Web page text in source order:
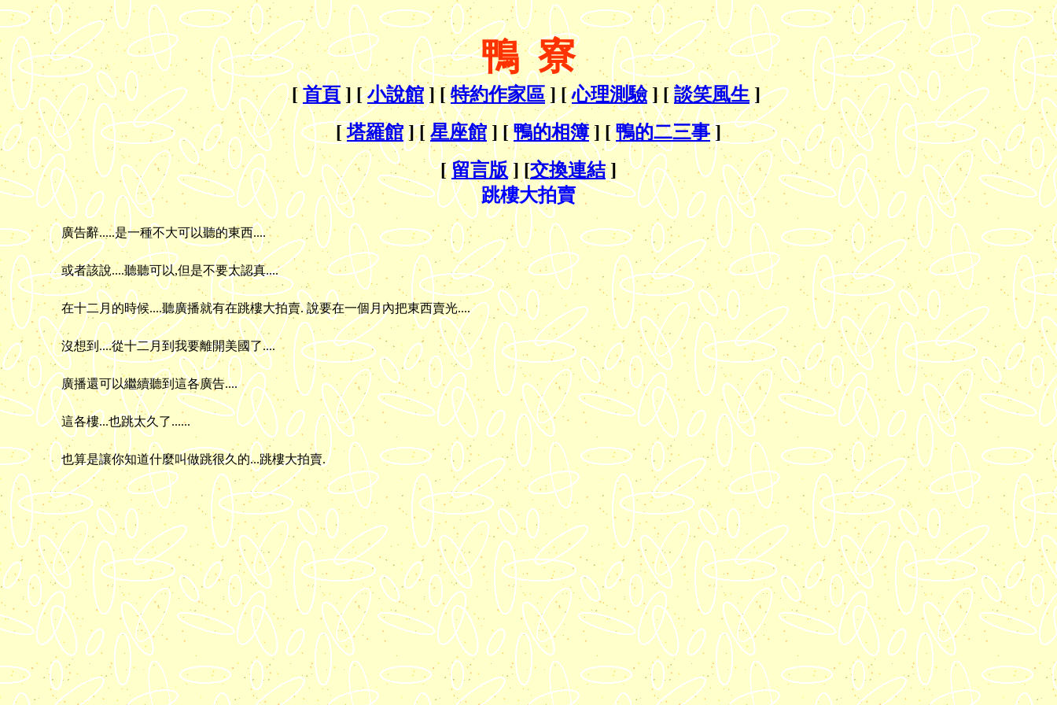
鴨 寮
[首頁] [小說館 ] [特約作家區] [心理測驗] [談笑風生 ]
[塔羅館] [ 星座館 ] [鴨的相簿] [鴨的二三事]
[留言版] [交換連結]
跳樓大拍賣
廣告辭.....是一種不大可以聽的東西....
或者該說....聽聽可以,但是不要太認真....
在十二月的時候....聽廣播就有在跳樓大拍賣. 說要在一個月內把東西賣光....
沒想到....從十二月到我要離開美國了....
廣播還可以繼續聽到這各廣告....
這各樓...也跳太久了......
也算是讓你知道什麼叫做跳很久的...跳樓大拍賣.